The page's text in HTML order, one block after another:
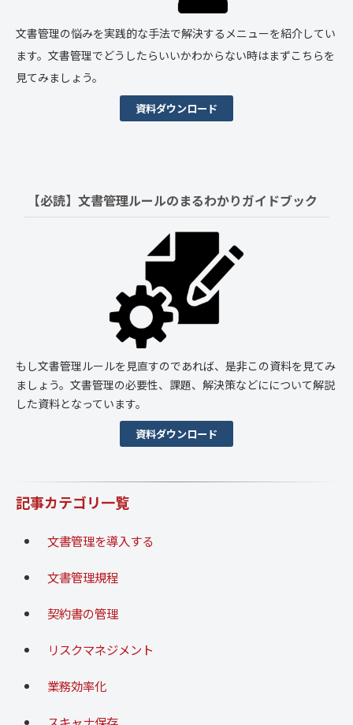
文書管理の悩みを実践的な手法で解決するメニューを紹介してい
ます。文書管理でどうしたらいいかわからない時はまずこちらを
見てみましょう。
資料ダウンロード
【必読】文書管理ルールのまるわかりガイドブック
もし文書管理ルールを見直すのであれば、是非この資料を見てみ
ましょう。文書管理の必要性、課題、解決策などにについて解説
した資料となっています。
資料ダウンロード
記事カテゴリ一覧
文書管理を導入する
文書管理規程
契約書の管理
リスクマネジメント
業務効率化